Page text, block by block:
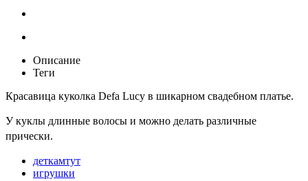
Описание
Теги
Красавица куколка Defa Lucy в шикарном свадебном платье.
У куклы длинные волосы и можно делать различные
прически.
деткамтут
игрушки